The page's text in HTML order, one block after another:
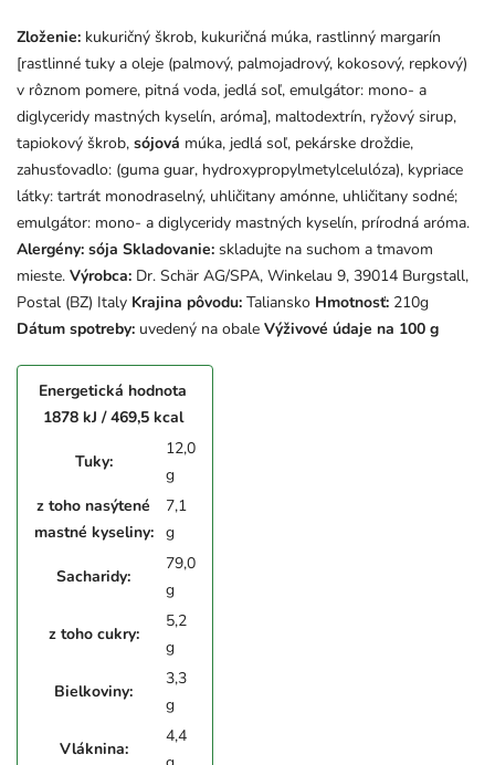
Zloženie: kukuričný škrob, kukuričná múka, rastlinný margarín
[rastlinné tuky a oleje (palmový, palmojadrový, kokosový, repkový)
v rôznom pomere, pitná voda, jedlá soľ, emulgátor: mono- a
diglyceridy mastných kyselín, aróma], maltodextrín, ryžový sirup,
tapiokový škrob, sójová múka, jedlá soľ, pekárske droždie,
zahusťovadlo: (guma guar, hydroxypropylmetylcelulóza), kypriace
látky: tartrát monodraselný, uhličitany amónne, uhličitany sodné;
emulgátor: mono- a diglyceridy mastných kyselín, prírodná aróma.
Alergény: sója Skladovanie: skladujte na suchom a tmavom
mieste. Výrobca: Dr. Schär AG/SPA, Winkelau 9, 39014 Burgstall,
Postal (BZ) Italy Krajina pôvodu: Taliansko Hmotnosť: 210g
Dátum spotreby: uvedený na obale Výživové údaje na 100 g
Energetická hodnota
1878 kJ / 469,5 kcal
Tuky:
12,0
g
z toho nasýtené
mastné kyseliny:
7,1
g
Sacharidy:
79,0
g
z toho cukry:
5,2
g
Bielkoviny:
3,3
g
Vláknina:
4,4